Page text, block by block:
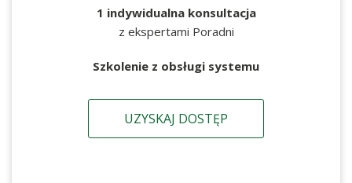
1 indywidualna konsultacja
z ekspertami Poradni
Szkolenie z obsługi systemu
UZYSKAJ DOSTĘP